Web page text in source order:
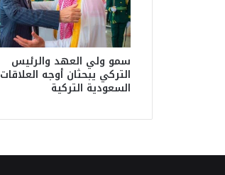
سمو ولي العهد والرئيس
التركي يبحثان أوجه العلاقات
السعودية التركية